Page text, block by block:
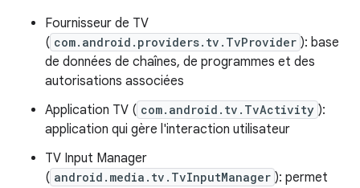
Fournisseur de TV
( com.android.providers.tv.TvProvider ): base
de données de chaînes, de programmes et des
autorisations associées
Application TV ( com.android.tv.TvActivity ):
application qui gère l'interaction utilisateur
TV Input Manager
( android.media.tv.TvInputManager ): permet